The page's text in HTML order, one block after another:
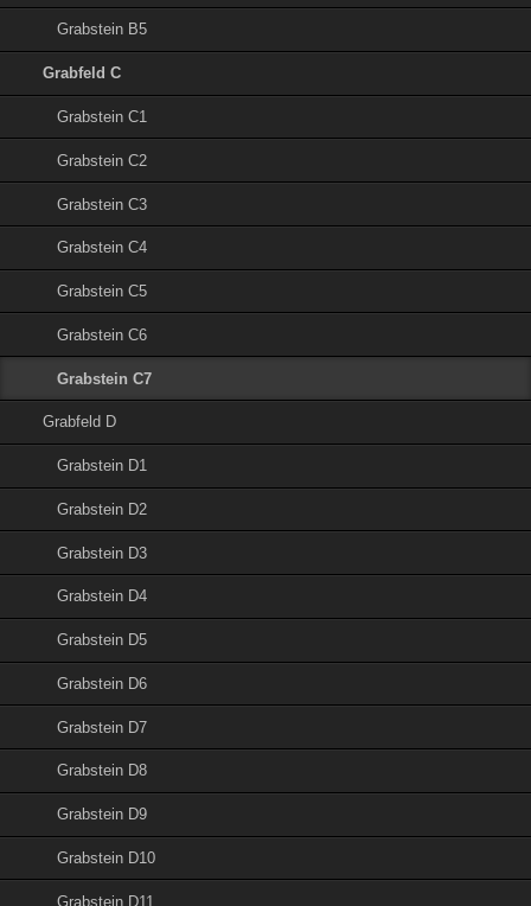
Grabstein B5
Grabfeld C
Grabstein C1
Grabstein C2
Grabstein C3
Grabstein C4
Grabstein C5
Grabstein C6
Grabstein C7
Grabfeld D
Grabstein D1
Grabstein D2
Grabstein D3
Grabstein D4
Grabstein D5
Grabstein D6
Grabstein D7
Grabstein D8
Grabstein D9
Grabstein D10
Grabstein D11